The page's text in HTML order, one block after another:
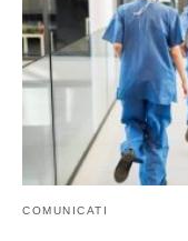
COMUNICATI